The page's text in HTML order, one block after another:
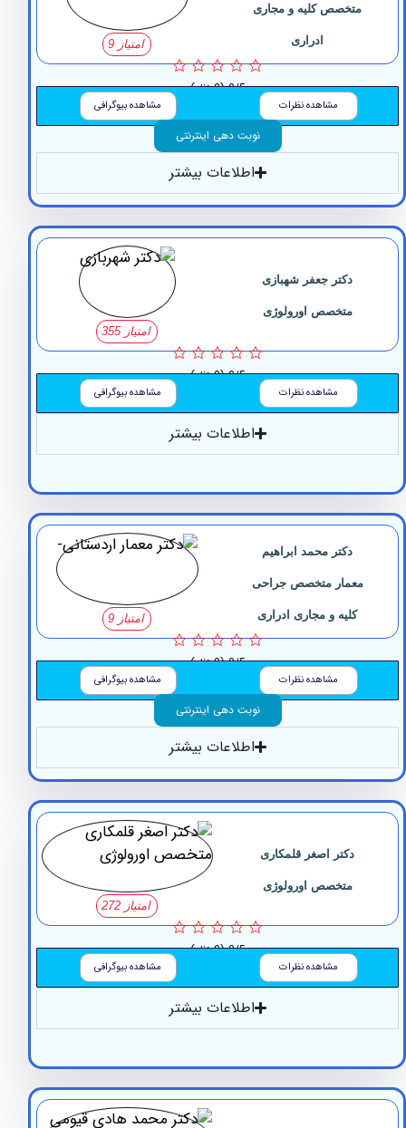
کلیه و مجاری
0/5 (0 نظر)
مشاهده نظرات مشاهده بیوگرافی
نوبت دهی اینترنتی
اطلاعات بیشتر
دکتر جعفر شهبازی
متخصص اورولوژی
0/5 (0 نظر)
مشاهده نظرات مشاهده بیوگرافی
اطلاعات بیشتر
دکتر ‏محمد ‏ابراهیم
متخصص جراحی
کلیه و مجاری ادراری
0/5 (0 نظر)
مشاهده نظرات مشاهده بیوگرافی
نوبت دهی اینترنتی
اطلاعات بیشتر
دکتر اصغر قلمکاری
متخصص اورولوژی
0/5 (0 نظر)
مشاهده نظرات مشاهده بیوگرافی
اطلاعات بیشتر